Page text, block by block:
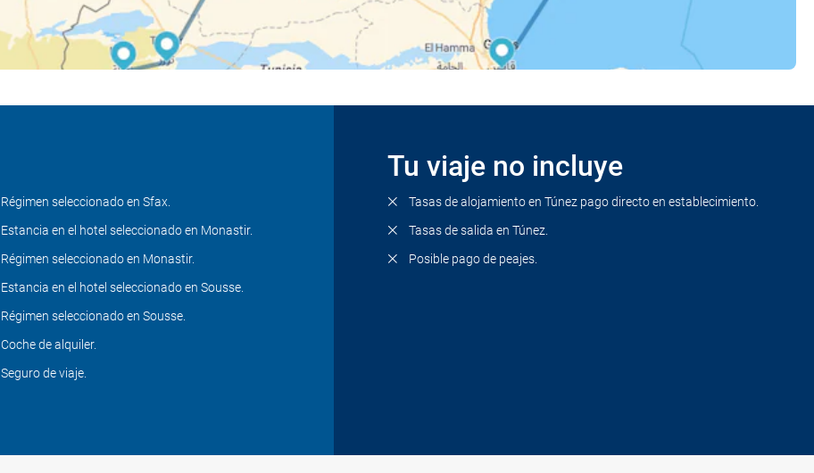
Régimen seleccionado en Sfax.
Estancia en el hotel seleccionado en Monastir.
Régimen seleccionado en Monastir.
Estancia en el hotel seleccionado en Sousse.
Régimen seleccionado en Sousse.
Coche de alquiler.
Seguro de viaje.
Tu viaje no incluye
Tasas de alojamiento en Túnez pago directo en establecimiento.
Tasas de salida en Túnez.
Posible pago de peajes.